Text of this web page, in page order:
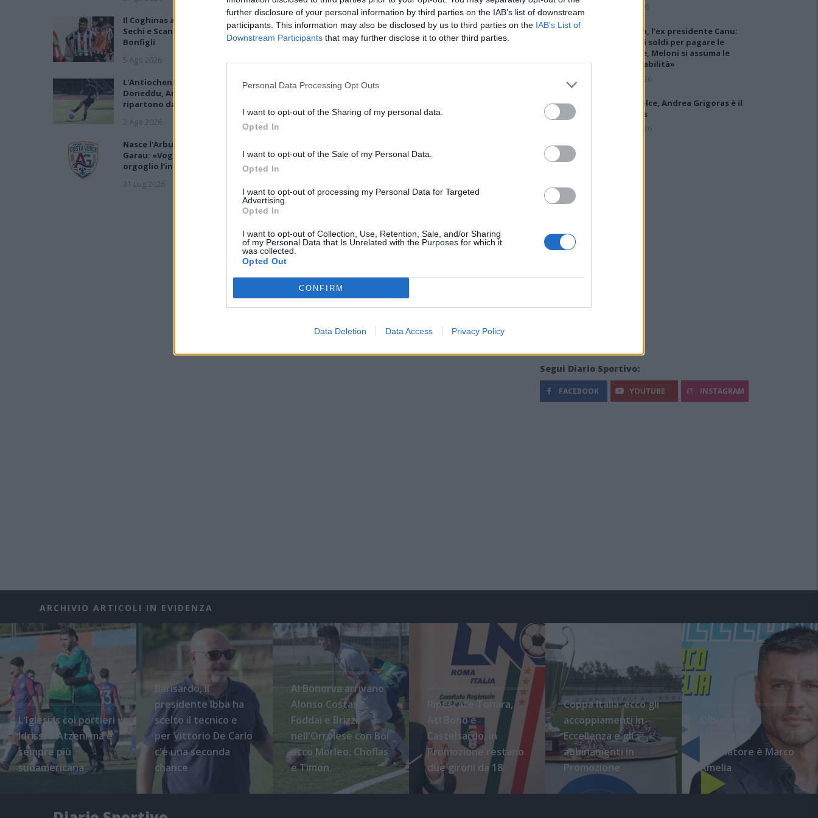
further disclosure of your personal information by third parties on the IAB’s list of downstream
participants. This information may also be disclosed by us to third parties on the IAB’s List of
Downstream Participants that may further disclose it to other third parties.
Personal Data Processing Opt Outs
I want to opt-out of the Sharing of my personal data.
Opted In
I want to opt-out of the Sale of my Personal Data.
Opted In
I want to opt-out of processing my Personal Data for Targeted
Advertising.
Opted In
I want to opt-out of Collection, Use, Retention, Sale, and/or Sharing
of my Personal Data that Is Unrelated with the Purposes for which it
was collected.
Opted Out
CONFIRM
Data Deletion Data Access Privacy Policy
Il Coghinas ancora più forte con
Sechi e Scanu, al Macomer arriva
Bonfigli
5 Ago 2026
L'Atletico Cagliari di Saba prende
Sanna, Simoni e mantiene lo zoccolo
duro
L'Antiochense prende Caddeo e
Doneddu, Arborea e Tharros
ripartono dai tecnici Firinu e Frongia
2 Ago 2026
La matricola Macomer prende il
Nasce l'Arbus Guspini Costa Verde,
Garau: «Vogliamo rappresentare con
orgoglio l’intero territorio»
31 Lug 2026
Mancusi
6 Ago 2026
Carbonia, l'ex presidente Canu:
«Lasciai i soldi per pagare le
vertenze, Meloni si assuma le
responsabilità»
31 Lug 2026
Latte Dolce, Andrea Grigoras è il
nuovo ds
29 Lug 2026
Segui Diario Sportivo:
FACEBOOK YOUTUBE INSTAGRAM
ARCHIVIO ARTICOLI IN EVIDENZA
L'Iglesias coi portieri
Idrissi e Atzeni ma è
sempre più
sudamericana
Barisardo, il
presidente Ibba ha
scelto il tecnico e
per Vittorio De Carlo
c'è una seconda
chance
Al Bonorva arrivano
Alonso Costas,
Foddai e Brizzi,
nell'Orrolese con Boi
ecco Morleo, Choflas
e Timon
Ripescate Tonara,
Atl Bono e
Castelsardo, in
Promozione restano
due gironi da 18
Coppa Italia: ecco gli
accoppiamenti in
Eccellenza e gli
abbinamenti in
Promozione
l'ufficialità:
l'allenatore è Marco
Amelia